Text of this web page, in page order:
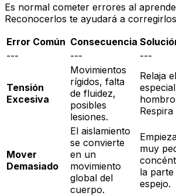
Es normal cometer errores al
Reconocerlos te ayudará a
Error Común Consecuencia
---
--- ---
Tensión
Excesiva
Movimientos
rígidos, falta
de fluidez,
posibles
lesiones.
Relaja
Mover
Demasiado
El aislamiento
se convierte
en un
movimiento
global del
cuerpo.
muy
la parte
espejo.